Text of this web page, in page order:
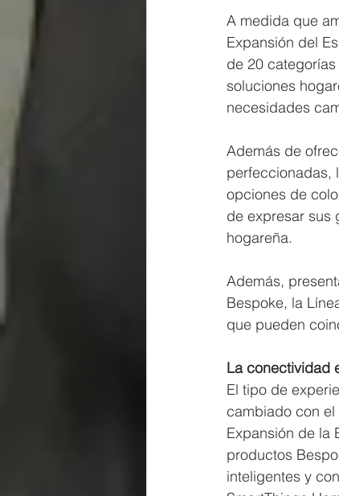
A medida que
Expansión del
de 20
soluciones
necesidades
Además de
perfeccionadas,
opciones de
de expresar sus
hogareña.
Además,
Bespoke, la
que pueden
La conectividad
El tipo de
cambiado con el
Expansión de la
productos
inteligentes y